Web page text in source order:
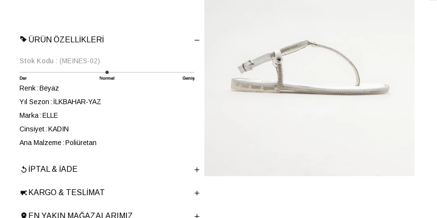
ÜRÜN ÖZELLIKLERI
Stok Kodu (MEINES-02)
Renk Beyaz
Yıl Sezon
İLKBAHAR-YAZ
Marka ELLE
Cinsiyet KADIN
Ana Malzeme Poliüretan
Topuk Boyu
1 cm
Ürün Cinsi
Düz Parmak Arası
Tema
İPTAL & İADE
KARGO & TESLIMAT
EN YAKIN MAĞAZALARIMIZ